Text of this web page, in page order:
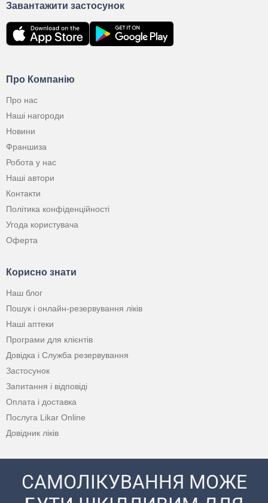
Про Компанію
Про нас
Наші нагороди
Новини
Франшиза
Робота у нас
Наші автори
Контакти
Політика конфіденційності
Угода користувача
Оферта
Корисно знати
Наш блог
Пошук і онлайн-резервування ліків
Наші аптеки
Програми для клієнтів
Довідка і Служба резервування
Застосунок
Запитання і відповіді
Оплата і доставка
Послуга Likar Online
Довідник ліків
Завантажити застосунок
САМОЛІКУВАННЯ МОЖЕ